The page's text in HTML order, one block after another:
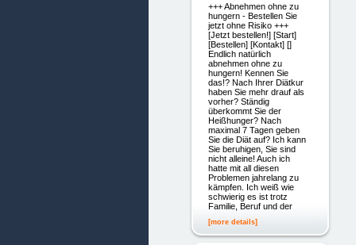
+++ Abnehmen ohne zu
hungern - Bestellen Sie
jetzt ohne Risiko +++
[Jetzt bestellen!] [Start]
[Bestellen] [Kontakt] []
Endlich natürlich
abnehmen ohne zu
hungern! Kennen Sie
das!? Nach Ihrer Diätkur
haben Sie mehr drauf als
vorher? Ständig
überkommt Sie der
Heißhunger? Nach
maximal 7 Tagen geben
Sie die Diät auf? Ich kann
Sie beruhigen, Sie sind
nicht alleine! Auch ich
hatte mit all diesen
Problemen jahrelang zu
kämpfen. Ich weiß wie
schwierig es ist trotz
Familie, Beruf und der
[more details]